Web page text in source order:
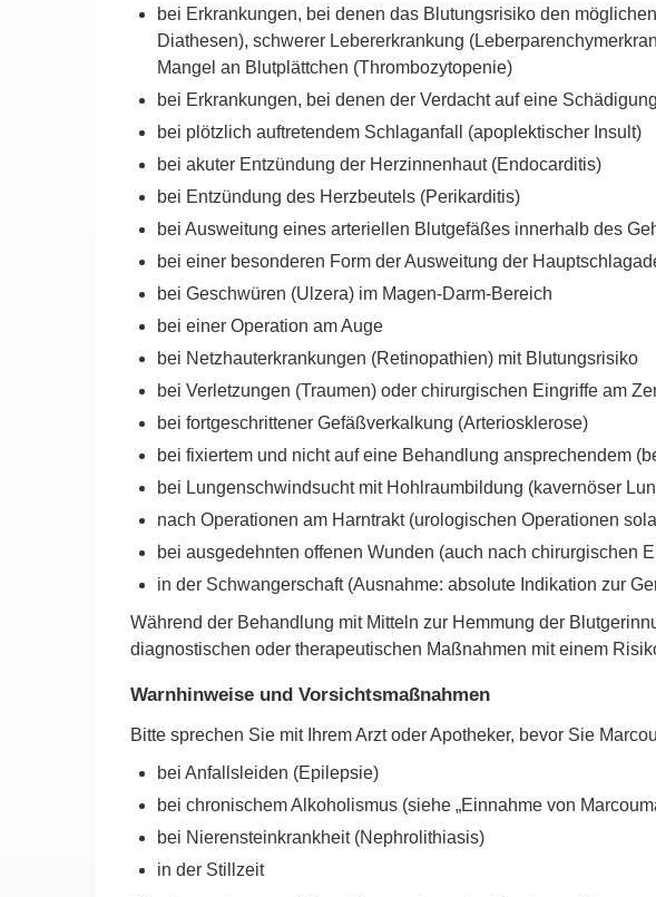
bei Erkrankungen, bei denen das Blutungsrisiko den
Diathesen), schwerer Lebererkrankung
Mangel an Blutplättchen (Thrombozytopenie)
bei Erkrankungen, bei denen der Verdacht auf eine
bei plötzlich auftretendem Schlaganfall (apoplektischer Insult)
bei akuter Entzündung der Herzinnenhaut (Endocarditis)
bei Entzündung des Herzbeutels (Perikarditis)
bei Ausweitung eines arteriellen Blutgefäßes innerhalb des
bei einer besonderen Form der Ausweitung der
bei Geschwüren (Ulzera) im Magen-Darm-Bereich
bei einer Operation am Auge
bei Netzhauterkrankungen (Retinopathien) mit Blutungsrisiko
bei Verletzungen (Traumen) oder chirurgischen Eingriffe am
bei fortgeschrittener Gefäßverkalkung (Arteriosklerose)
bei fixiertem und nicht auf eine Behandlung ansprechendem
bei Lungenschwindsucht mit Hohlraumbildung (kavernöser
nach Operationen am Harntrakt (urologischen Operationen
bei ausgedehnten offenen Wunden (auch nach chirurgischen
in der Schwangerschaft (Ausnahme: absolute Indikation zur
Während der Behandlung mit Mitteln zur Hemmung der
diagnostischen oder therapeutischen Maßnahmen mit einem
Warnhinweise und Vorsichtsmaßnahmen
Bitte sprechen Sie mit Ihrem Arzt oder Apotheker, bevor Sie
bei Anfallsleiden (Epilepsie)
bei chronischem Alkoholismus (siehe „Einnahme von
bei Nierensteinkrankheit (Nephrolithiasis)
in der Stillzeit